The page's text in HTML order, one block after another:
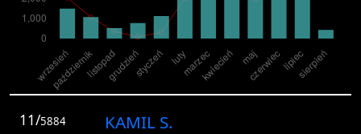
11/5884 KAMIL S.